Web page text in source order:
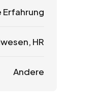
Erfahrung
HR
Andere